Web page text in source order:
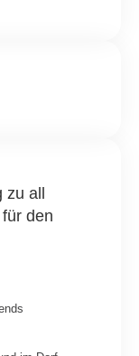
all
für den